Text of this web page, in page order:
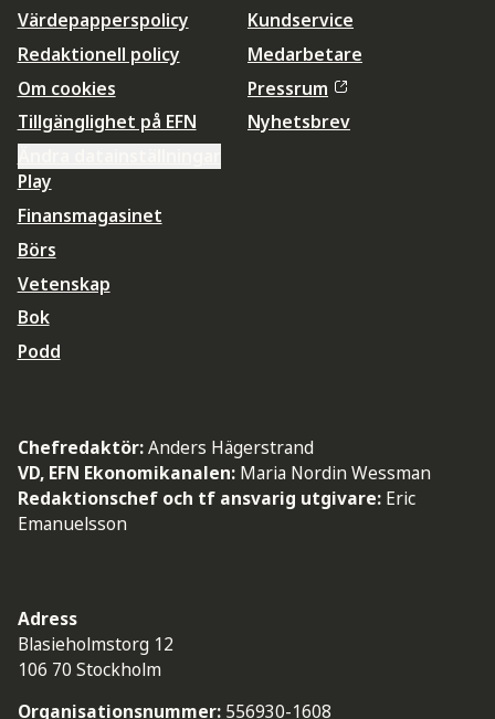
Värdepapperspolicy
Redaktionell policy
Om cookies
Tillgänglighet på EFN
Kundservice
Medarbetare
Pressrum
Nyhetsbrev
Play
Finansmagasinet
Börs
Vetenskap
Bok
Podd
Chefredaktör:Anders Hägerstrand
VD, EFN Ekonomikanalen: Maria Nordin Wessman
Redaktionschef och tf ansvarig utgivare: Eric
Emanuelsson
Adress
Blasieholmstorg 12
106 70 Stockholm
Organisationsnummer: 556930-1608